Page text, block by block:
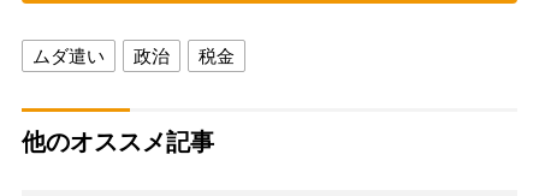
ムダ遣い 政治 税金
他のオススメ記事